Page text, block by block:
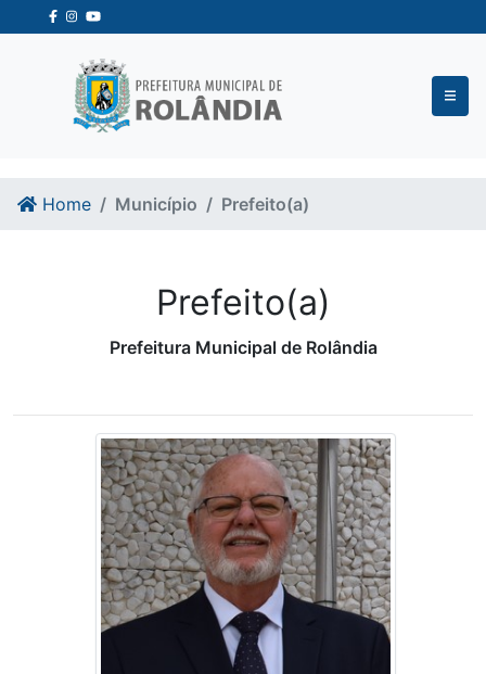
Ir para o conteudo
Ir para o fim do conteudo
Home Município Prefeito(a)
Prefeito(a)
Prefeitura Municipal de Rolândia